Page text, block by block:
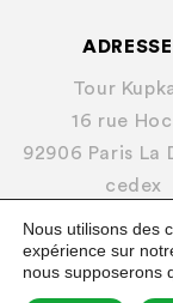
Tour
16 rue
92906 Paris La
cedex
Nous utilisons des
expérience sur
nous supposerons